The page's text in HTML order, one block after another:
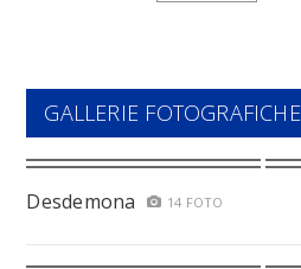
GALLERIE FOTOGRAFICHE
Desdemona 14 FOTO